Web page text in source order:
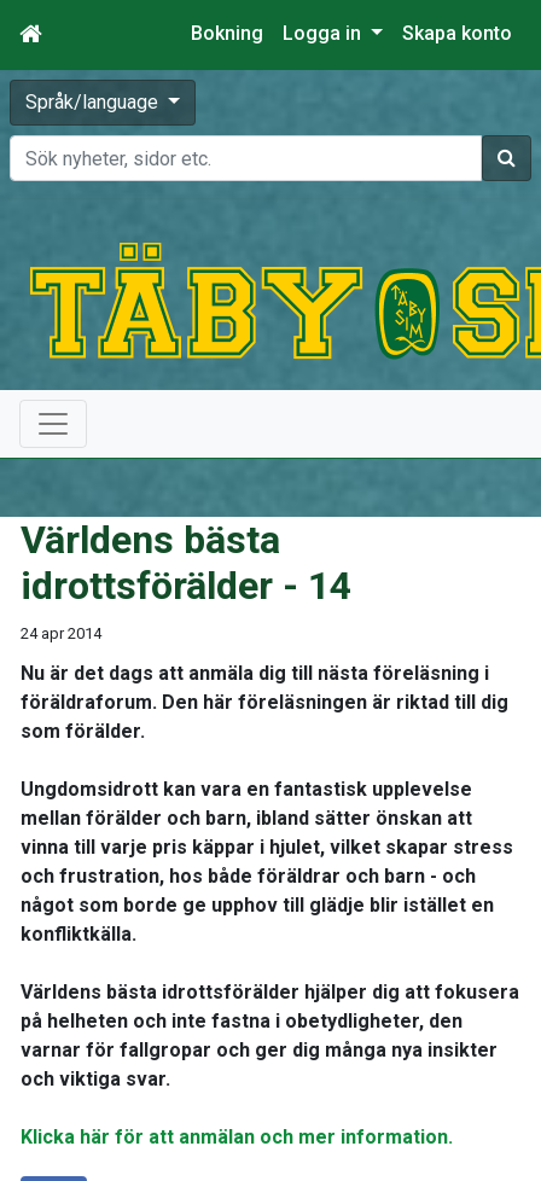
Bokning Logga in Skapa konto
Språk/language
Sök
Världens bästa
idrottsförälder - 14
24 apr 2014
Nu är det dags att anmäla dig till nästa föreläsning i
föräldraforum. Den här föreläsningen är riktad till dig
som förälder.
Ungdomsidrott kan vara en fantastisk upplevelse
mellan förälder och barn, ibland sätter önskan att
vinna till varje pris käppar i hjulet, vilket skapar stress
och frustration, hos både föräldrar och barn - och
något som borde ge upphov till glädje blir istället en
konfliktkälla.
Världens bästa idrottsförälder hjälper dig att fokusera
på helheten och inte fastna i obetydligheter, den
varnar för fallgropar och ger dig många nya insikter
och viktiga svar.
Klicka här för att anmälan och mer information.